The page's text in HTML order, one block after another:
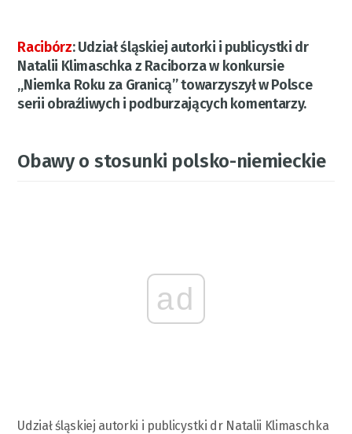
Racibórz:Udział śląskiej autorki i publicystki dr
Natalii Klimaschka z Raciborza w konkursie
„Niemka Roku za Granicą” towarzyszył w Polsce
serii obraźliwych i podburzających komentarzy.
Obawy o stosunki polsko-niemieckie
ad
Udział śląskiej autorki i publicystki dr Natalii Klimaschka